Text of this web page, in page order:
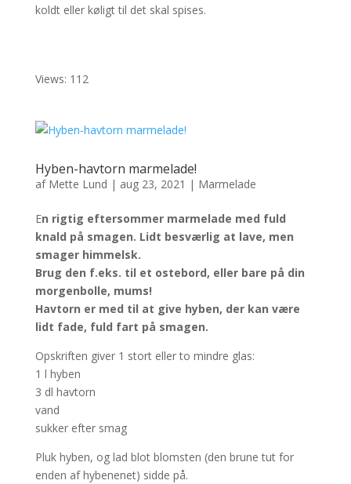
koldt eller køligt til det skal spises.
Views: 112
Hyben-havtorn marmelade!
af Mette Lund | aug 23, 2021 | Marmelade
En rigtig eftersommer marmelade med fuld
knald på smagen. Lidt besværlig at lave, men
smager himmelsk.
Brug den f.eks. til et ostebord, eller bare på din
morgenbolle, mums!
Havtorn er med til at give hyben, der kan være
lidt fade, fuld fart på smagen.
Opskriften giver 1 stort eller to mindre glas:
1 l hyben
3 dl havtorn
vand
sukker efter smag
Pluk hyben, og lad blot blomsten (den brune tut for
enden af hybenenet) sidde på.